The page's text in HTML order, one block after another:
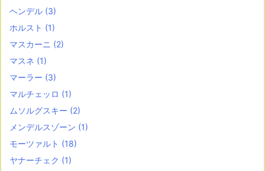
ヘンデル (3)
ホルスト (1)
マスカーニ (2)
マスネ (1)
マーラー (3)
マルチェッロ (1)
ムソルグスキー (2)
メンデルスゾーン (1)
モーツァルト (18)
ヤナーチェク (1)